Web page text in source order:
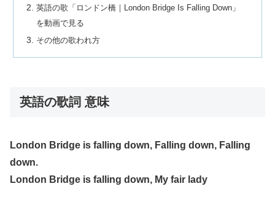
英語の歌「ロンドン橋｜London Bridge Is Falling Down」
を動画で見る
その他の歌われ方
英語の歌詞 意味
London Bridge is falling down, Falling down, Falling
down.
London Bridge is falling down, My fair lady